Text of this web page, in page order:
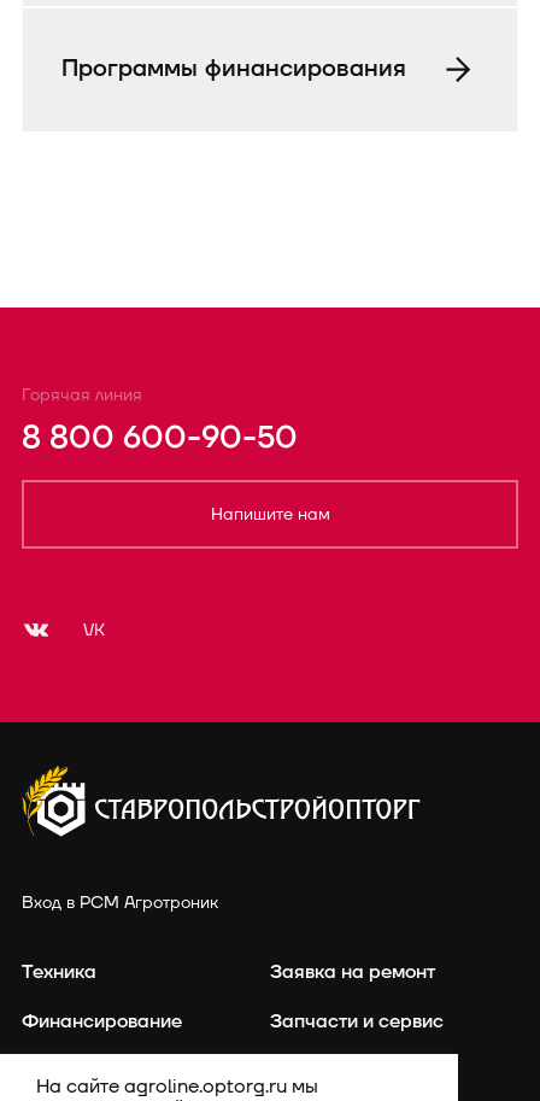
Программы финансирования
Горячая линия
8 800 600-90-50
Напишите нам
VK
Вход в РСМ Агротроник
Техника
Финансирование
Заявка на ремонт
Запчасти и сервис
На сайте agroline.optorg.ru мы